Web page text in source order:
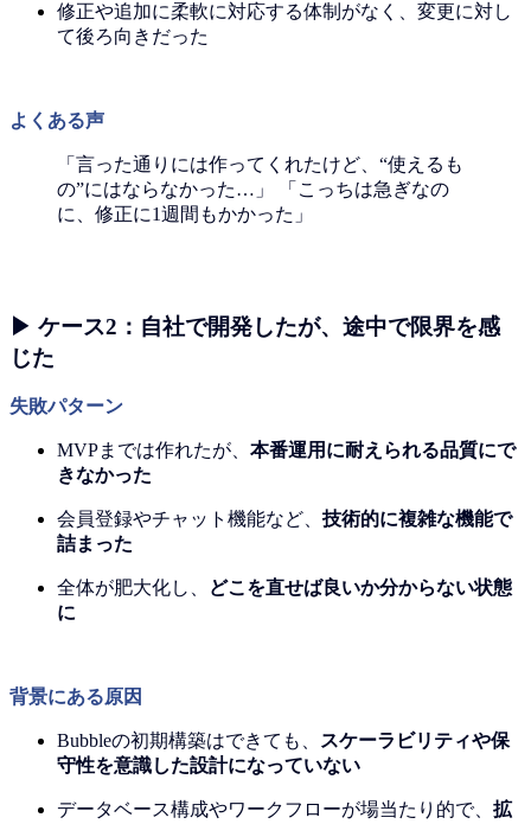
修正や追加に柔軟に対応する体制がなく、変更に対し
て後ろ向きだった
よくある声
「言った通りには作ってくれたけど、“使えるも
の”にはならなかった…」 「こっちは急ぎなの
に、修正に1週間もかかった」
▶ ケース2：自社で開発したが、途中で限界を感
じた
失敗パターン
MVPまでは作れたが、 本番運用に耐えられる品質にで
きなかった
会員登録やチャット機能など、 技術的に複雑な機能で
詰まった
全体が肥大化し、
どこを直せば良いか分からない状態
に
背景にある原因
Bubbleの初期構築はできても、 スケーラビリティや保
守性を意識した設計になっていない
データベース構成やワークフローが場当たり的で、 拡